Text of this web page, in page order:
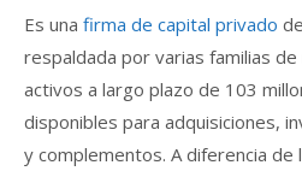
Es una firma de capital privado
respaldada por varias familias
activos a largo plazo de 103
disponibles para adquisiciones,
y complementos. A diferencia de